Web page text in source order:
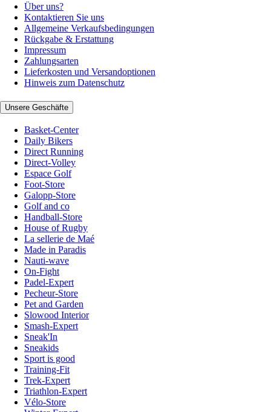
Über uns?
Kontaktieren Sie uns
Allgemeine Verkaufsbedingungen
Rückgabe & Erstattung
Impressum
Zahlungsarten
Lieferkosten und Versandoptionen
Hinweis zum Datenschutz
Unsere Geschäfte
Basket-Center
Daily Bikers
Direct Running
Direct-Volley
Espace Golf
Foot-Store
Galopp-Store
Golf and co
Handball-Store
House of Rugby
La sellerie de Maé
Made in Paradis
Nauti-wave
On-Fight
Padel-Expert
Pecheur-Store
Pet and Garden
Slowood Interior
Smash-Expert
Sneak'In
Sneakids
Sport is good
Training-Fit
Trek-Expert
Triathlon-Expert
Vélo-Store